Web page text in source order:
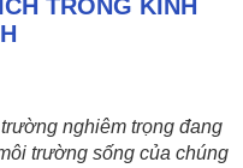
TRONG KINH
nghiêm trọng đang
trường sống của chúng